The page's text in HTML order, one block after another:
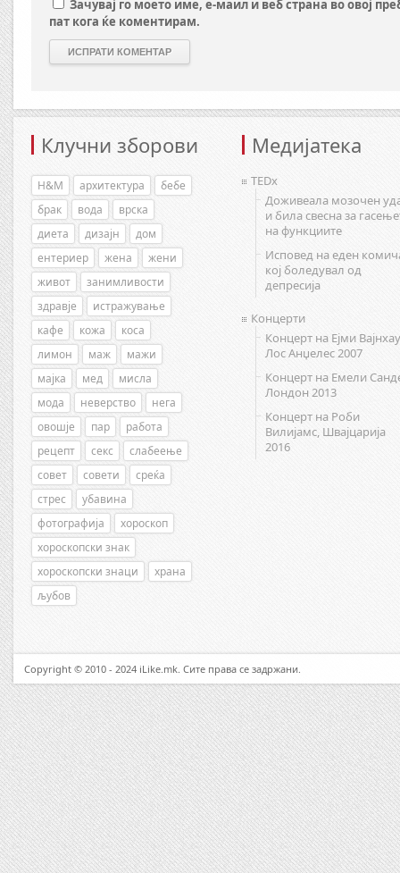
Зачувај го моето име, е-маил и веб страна во овој
пат кога ќе коментирам.
Клучни зборови
H&M архитектура
бебе
брак
вода
врска
диета
дизајн
дом
ентериер
жена
жени
живот
занимливости
здравје
истражување
кафе
кожа
коса
лимон
маж
мажи
мајка
мед
мисла
мода
неверство
нега
овошје
пар
работа
рецепт
секс
слабеење
совет
совети
среќа
стрес
убавина
фотографија
хороскоп
хороскопски знак
хороскопски знаци
храна
љубов
Медијатека
TEDx
Доживеала мозочен
и била свесна за
на функциите
Исповед на еден
кој боледувал од
депресија
Концерти
Концерт на Ејми
Лос Анџелес 2007
Концерт на Емели
Лондон 2013
Концерт на Роби
Вилијамс, Швајцарија
2016
Copyright © 2010 - 2024 iLike.mk. Сите права се задржани.